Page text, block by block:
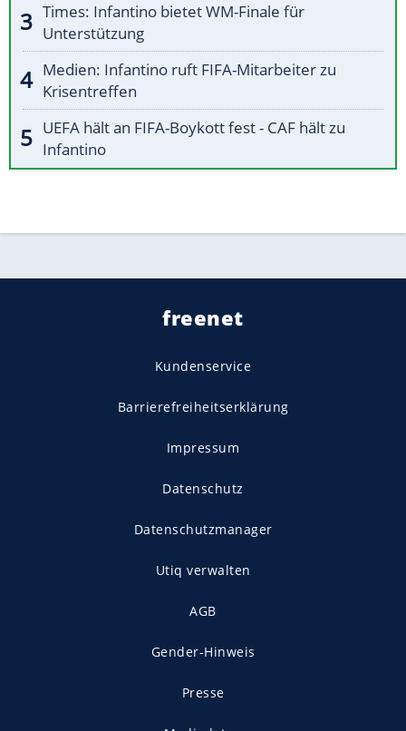
Times: Infantino bietet WM-Finale für
Unterstützung
Medien: Infantino ruft FIFA-Mitarbeiter zu
Krisentreffen
UEFA hält an FIFA-Boykott fest - CAF hält zu
Infantino
freenet
Kundenservice
Barrierefreiheitserklärung
Impressum
Datenschutz
Datenschutzmanager
Utiq verwalten
AGB
Gender-Hinweis
Presse